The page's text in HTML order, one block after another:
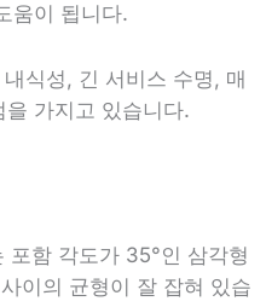
움이 됩니다.
식성, 긴 서비스 수명, 매
가지고 있습니다.
포함 각도가 35°인 삼각형
이의 균형이 잘 잡혀 있습